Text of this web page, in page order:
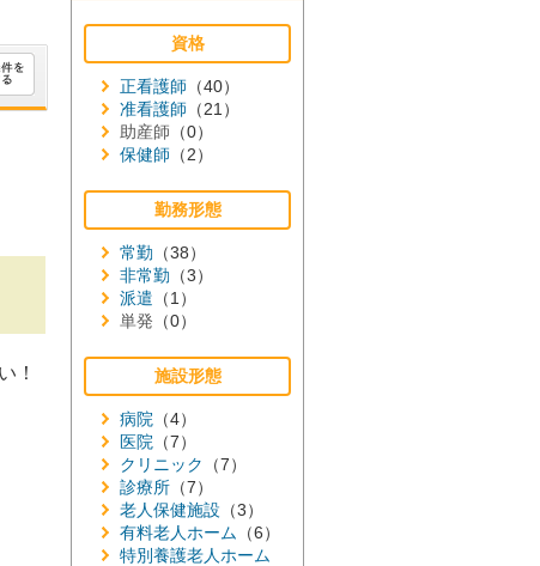
！
資格
正看護師 （40）
准看護師 （21）
助産師 （0）
保健師 （2）
勤務形態
常勤 （38）
非常勤 （3）
派遣 （1）
単発 （0）
施設形態
病院 （4）
医院 （7）
クリニック
（7）
診療所 （7）
老人保健施設 （3）
有料老人ホーム （6）
特別養護老人ホーム